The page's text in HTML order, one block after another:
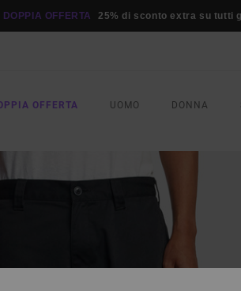
DOPPIA OFFERTA 25% di sconto extra su tutti
OFFERTA UOMO DONNA